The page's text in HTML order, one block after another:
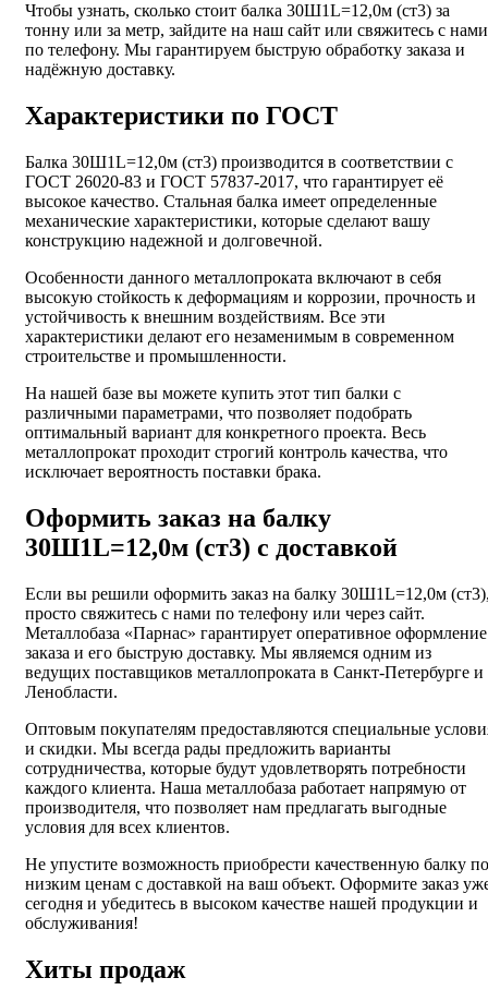
Чтобы узнать, сколько стоит балка 30Ш1L=12,0м (ст3) за
тонну или за метр, зайдите на наш сайт или свяжитесь с нами
по телефону. Мы гарантируем быструю обработку заказа и
надёжную доставку.
Характеристики по ГОСТ
Балка 30Ш1L=12,0м (ст3) производится в соответствии с
ГОСТ 26020-83 и ГОСТ 57837-2017, что гарантирует её
высокое качество. Стальная балка имеет определенные
механические характеристики, которые сделают вашу
конструкцию надежной и долговечной.
Особенности данного металлопроката включают в себя
высокую стойкость к деформациям и коррозии, прочность и
устойчивость к внешним воздействиям. Все эти
характеристики делают его незаменимым в современном
строительстве и промышленности.
На нашей базе вы можете купить этот тип балки с
различными параметрами, что позволяет подобрать
оптимальный вариант для конкретного проекта. Весь
металлопрокат проходит строгий контроль качества, что
исключает вероятность поставки брака.
Оформить заказ на балку
30Ш1L=12,0м (ст3) с доставкой
Если вы решили оформить заказ на балку 30Ш1L=12,0м
просто свяжитесь с нами по телефону или через сайт.
Металлобаза «Парнас» гарантирует оперативное оформление
заказа и его быструю доставку. Мы являемся одним из
ведущих поставщиков металлопроката в Санкт-Петербурге и
Ленобласти.
Оптовым покупателям предоставляются специальные
и скидки. Мы всегда рады предложить варианты
сотрудничества, которые будут удовлетворять потребности
каждого клиента. Наша металлобаза работает напрямую от
производителя, что позволяет нам предлагать выгодные
условия для всех клиентов.
Не упустите возможность приобрести качественную балку по
низким ценам с доставкой на ваш объект. Оформите заказ
сегодня и убедитесь в высоком качестве нашей продукции и
обслуживания!
Хиты продаж